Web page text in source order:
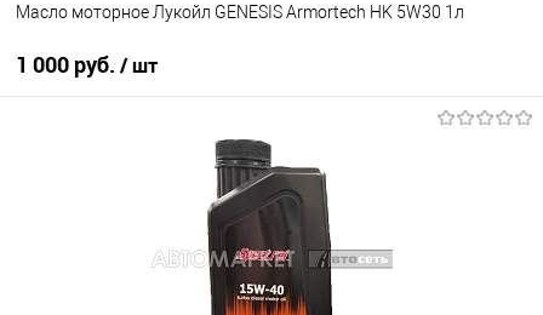
Масло моторное Лукойл GENESIS Armortech HK 5W30 1л
1 000 руб. / шт
В корзину
В наличии